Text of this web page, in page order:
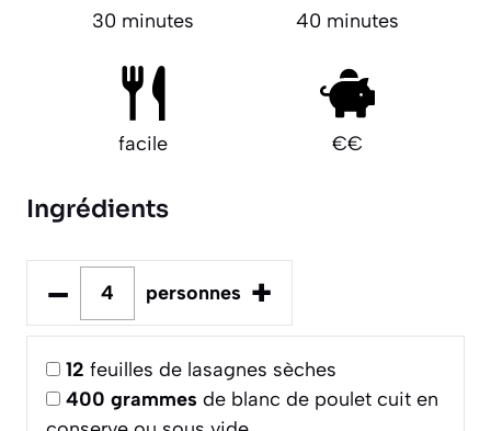
30 minutes 40 minutes
facile €€
Ingrédients
– personnes +
12 feuilles de lasagnes sèches
400 grammes de blanc de poulet cuit en